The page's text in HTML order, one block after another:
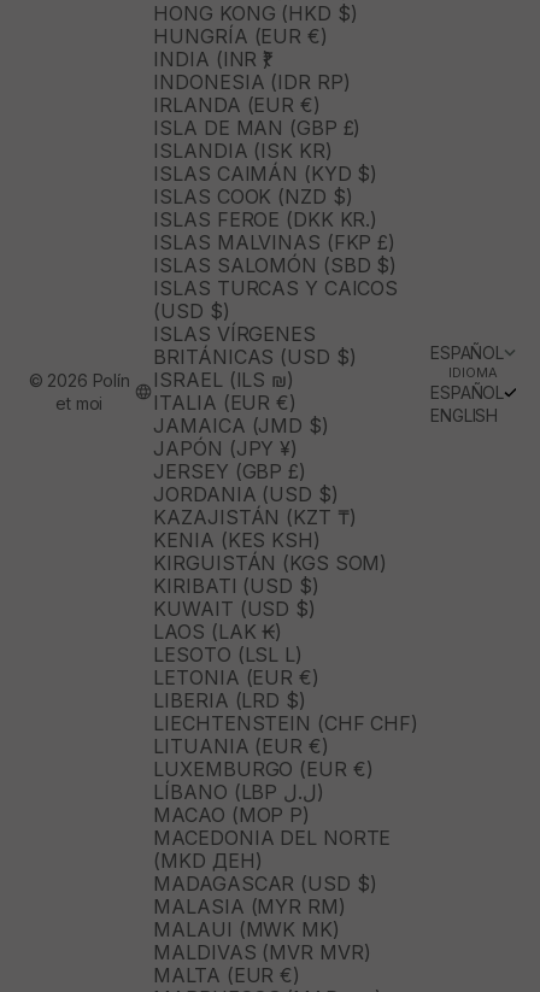
HONG KONG (HKD $)
HUNGRÍA (EUR €)
INDIA (INR ₹)
INDONESIA (IDR RP)
IRLANDA (EUR €)
ISLA DE MAN (GBP £)
ISLANDIA (ISK KR)
ISLAS CAIMÁN (KYD $)
ISLAS COOK (NZD $)
ISLAS FEROE (DKK KR.)
ISLAS MALVINAS (FKP £)
ISLAS SALOMÓN (SBD $)
ISLAS TURCAS Y CAICOS
(USD $)
ISLAS VÍRGENES
BRITÁNICAS (USD $)
ISRAEL (ILS ₪)
ITALIA (EUR €)
JAMAICA (JMD $)
JAPÓN (JPY ¥)
JERSEY (GBP £)
JORDANIA (USD $)
KAZAJISTÁN (KZT ₸)
KENIA (KES KSH)
KIRGUISTÁN (KGS SOM)
KIRIBATI (USD $)
KUWAIT (USD $)
LAOS (LAK ₭)
LESOTO (LSL L)
LETONIA (EUR €)
LIBERIA (LRD $)
LIECHTENSTEIN (CHF CHF)
LITUANIA (EUR €)
LUXEMBURGO (EUR €)
LÍBANO (LBP ل.ل)
MACAO (MOP P)
MACEDONIA DEL NORTE
(MKD ДЕН)
MADAGASCAR (USD $)
MALASIA (MYR RM)
MALAUI (MWK MK)
MALDIVAS (MVR MVR)
MALTA (EUR €)
ESPAÑOL
IDIOMA
ESPAÑOL
ENGLISH
© 2026 Polín
et moi